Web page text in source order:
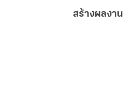
สร้างผลงาน